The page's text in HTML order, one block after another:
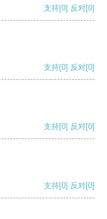
支持[0] 反对[0]
支持[0] 反对[0]
支持[0] 反对[0]
支持[0] 反对[0]